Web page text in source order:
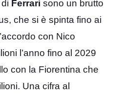
Ferrari sono un brutto
che si è spinta fino ai
con Nico
l’anno fino al 2029
con la Fiorentina che
Una cifra al